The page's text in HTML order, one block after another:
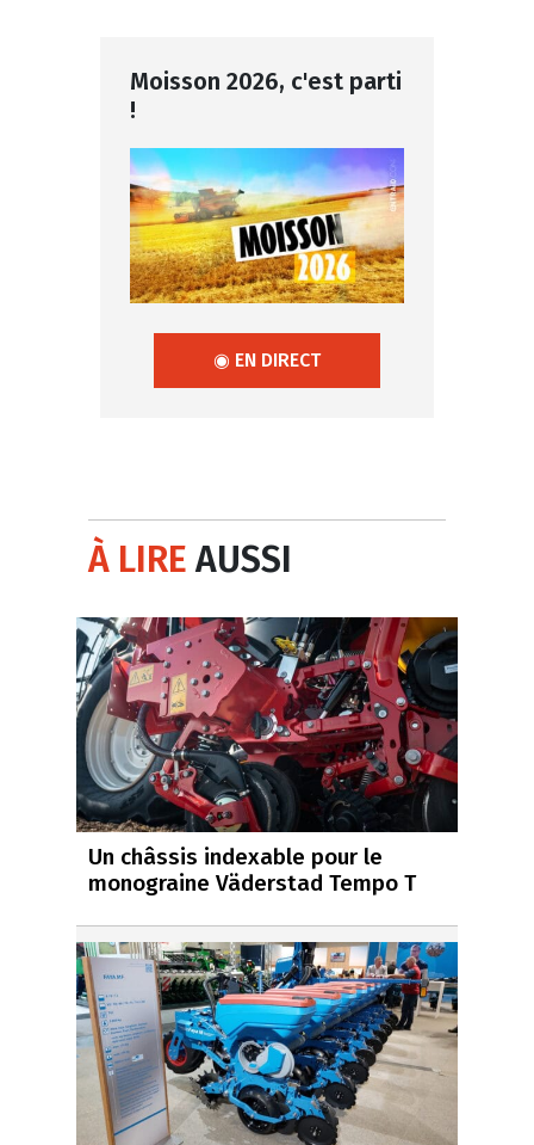
Moisson 2026, c'est parti
!
◉ EN DIRECT
À LIREAUSSI
Un châssis indexable pour le
monograine Väderstad Tempo T